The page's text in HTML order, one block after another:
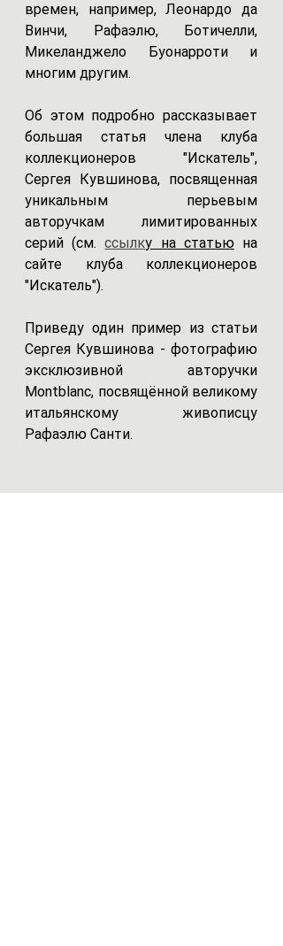
времен, например, Леонардо да
Винчи, Рафаэлю, Ботичелли,
Микеланджело Буонарроти и
многим другим.
Об этом подробно рассказывает
большая статья члена клуба
коллекционеров "Искатель",
Сергея Кувшинова, посвященная
уникальным перьевым
авторучкам лимитированных
серий (см. ссылку на статью на
сайте клуба коллекционеров
"Искатель").
Приведу один пример из статьи
Сергея Кувшинова - фотографию
эксклюзивной авторучки
Montblanc, посвящённой великому
итальянскому живописцу
Рафаэлю Санти.